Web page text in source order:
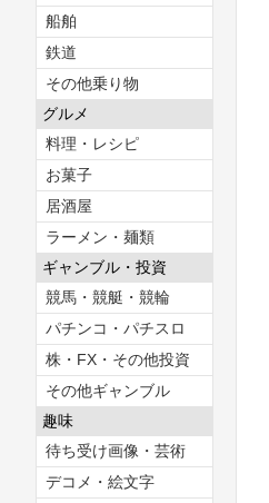
船舶
鉄道
その他乗り物
グルメ
料理・レシピ
お菓子
居酒屋
ラーメン・麺類
ギャンブル・投資
競馬・競艇・競輪
パチンコ・パチスロ
株・FX・その他投資
その他ギャンブル
趣味
待ち受け画像・芸術
デコメ・絵文字